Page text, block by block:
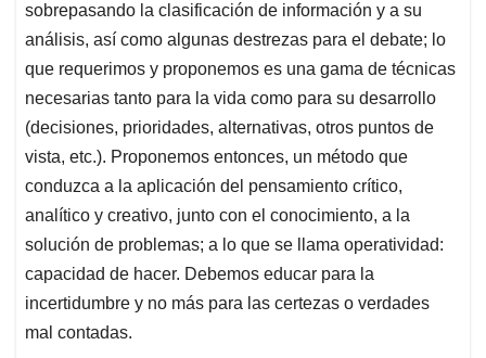
sobrepasando la clasificación de información y a su
análisis, así como algunas destrezas para el debate; lo
que requerimos y proponemos es una gama de técnicas
necesarias tanto para la vida como para su desarrollo
(decisiones, prioridades, alternativas, otros puntos de
vista, etc.). Proponemos entonces, un método que
conduzca a la aplicación del pensamiento crítico,
analítico y creativo, junto con el conocimiento, a la
solución de problemas; a lo que se llama operatividad:
capacidad de hacer. Debemos educar para la
incertidumbre y no más para las certezas o verdades
mal contadas.